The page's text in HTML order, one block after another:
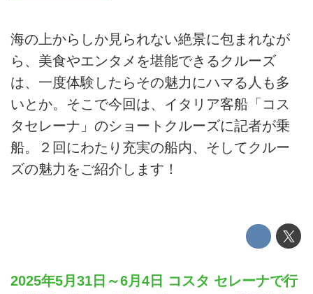
海の上からしか見られない絶景に包まれなが
ら、美食やエンタメを堪能できるクルーズ
は、一度体験したらその魅力にハマる人も多
いとか。そこで今回は、イタリア客船「コス
タセレーナ」のショートクルーズに記者が乗
船。２回にわたり充実の船内、そしてクルー
ズの魅力をご紹介します！
2025年5月31日～6月4日 コスタ セレーナで行